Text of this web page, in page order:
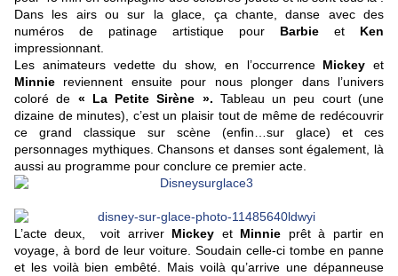
Dans les airs ou sur la glace, ça chante, danse avec des
numéros de patinage artistique pour Barbie et Ken
impressionnant.
Les animateurs vedette du show, en l’occurrence Mickey et
Minnie reviennent ensuite pour nous plonger dans l’univers
coloré de « La Petite Sirène ». Tableau un peu court (une
dizaine de minutes), c’est un plaisir tout de même de redécouvrir
ce grand classique sur scène (enfin…sur glace) et ces
personnages mythiques. Chansons et danses sont également, là
aussi au programme pour conclure ce premier acte.
L’acte deux, voit arriverMickey et Minnie prêt à partir en
voyage, à bord de leur voiture. Soudain celle-ci tombe en panne
et les voilà bien embêté. Mais voilà qu’arrive une dépanneuse